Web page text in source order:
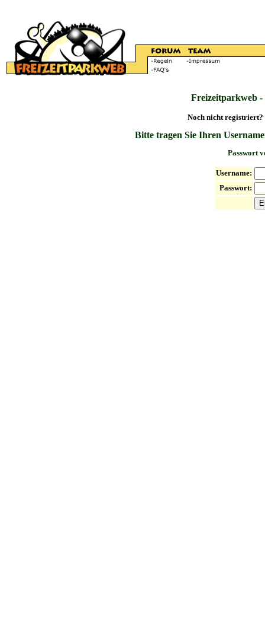
Freizeitparkweb
Noch nicht registriert?
Bitte tragen Sie Ihren
Passwort
Username:
Passwort: